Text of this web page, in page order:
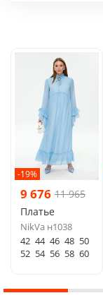
-19%
9 676 11 965
Платье
NikVa н1038
42 44 46 48 50
52 54 56 58 60